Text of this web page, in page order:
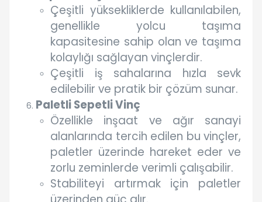
Çeşitli yüksekliklerde kullanılabilen,
genellikle yolcu taşıma
kapasitesine sahip olan ve taşıma
kolaylığı sağlayan vinçlerdir.
Çeşitli iş sahalarına hızla sevk
edilebilir ve pratik bir çözüm sunar.
Paletli Sepetli Vinç
Özellikle inşaat ve ağır sanayi
alanlarında tercih edilen bu vinçler,
paletler üzerinde hareket eder ve
zorlu zeminlerde verimli çalışabilir.
Stabiliteyi artırmak için paletler